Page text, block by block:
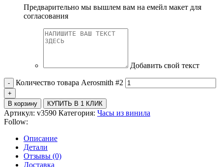
Предварительно мы вышлем вам на емейл макет для
согласования
Добавить свой текст
Количество товара Aerosmith #2
В корзину КУПИТЬ В 1 КЛИК
Артикул: v3590 Категория: Часы из винила
Follow:
Описание
Детали
Отзывы (0)
Доставка